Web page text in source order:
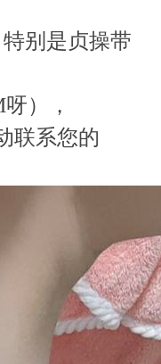
别是贞操带
），
联系您的